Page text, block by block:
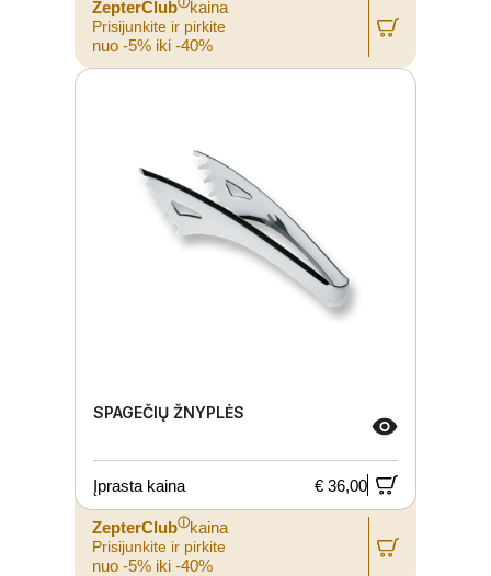
ZepterClub kaina
Prisijunkite ir pirkite
nuo -5% iki -40%
SPAGEČIŲ ŽNYPLĖS
Įprasta kaina € 36,00
ZepterClubⓘkaina
Prisijunkite ir pirkite
nuo -5% iki -40%